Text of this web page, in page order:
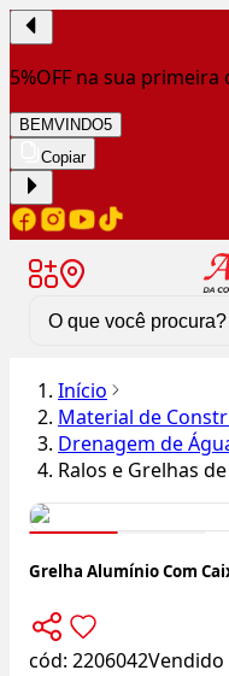
5%OFF na sua primeira
BEMVINDO5
Copiar
Início
Material de
Drenagem de
Ralos e Grelhas
Grelha Alumínio Com
cód: 2206042